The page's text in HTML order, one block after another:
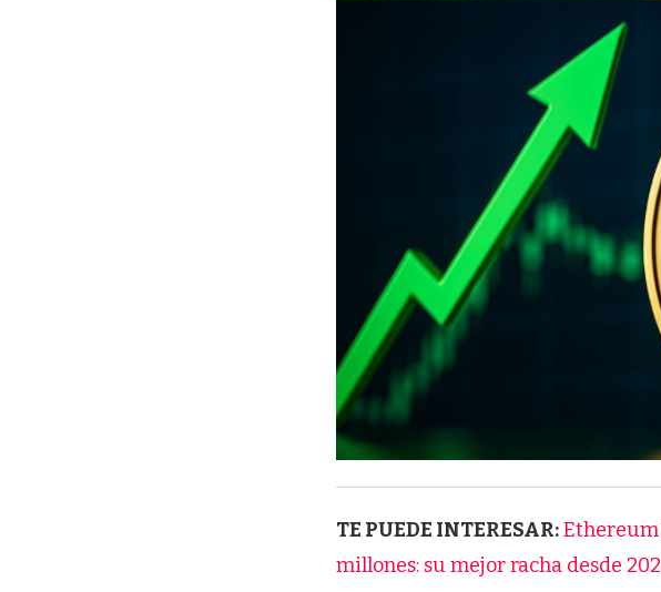
TE PUEDE INTERESAR:
millones: su mejor racha desde